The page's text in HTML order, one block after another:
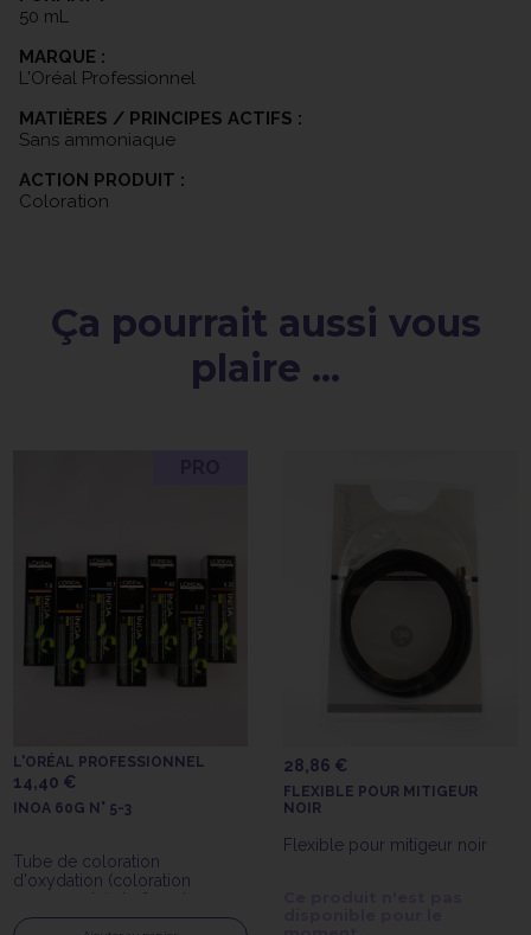
50 mL
MARQUE :
L'Oréal Professionnel
MATIÈRES / PRINCIPES ACTIFS :
Sans ammoniaque
ACTION PRODUIT :
Coloration
Ça pourrait aussi vous
plaire ...
L'ORÉAL PROFESSIONNEL
14,40 €
INOA 60G N° 5-3
Tube de coloration
d'oxydation (coloration
permanente) de 60gr Inoa
n°5.3 de L'Oréal Professionnel
28,86 €
FLEXIBLE POUR MITIGEUR
NOIR
Flexible pour mitigeur noir